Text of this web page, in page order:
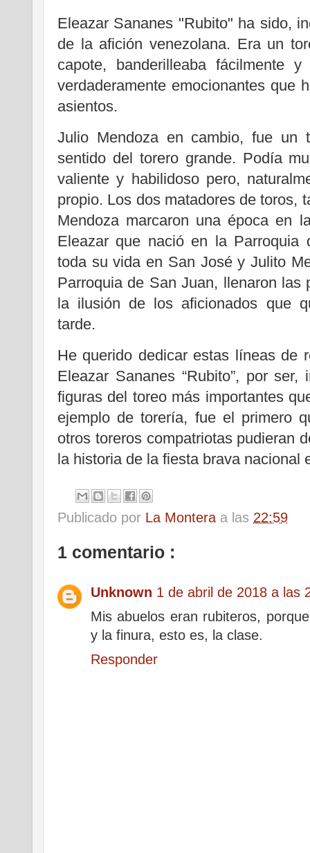
Eleazar Sananes "Rubito" ha sido,
de la afición venezolana. Era un
capote, banderilleaba fácilmente
verdaderamente emocionantes que
asientos.
Julio Mendoza en cambio, fue un
sentido del torero grande. Podía
valiente y habilidoso pero,
propio. Los dos matadores de toros,
Mendoza marcaron una época en
Eleazar que nació en la Parroquia
toda su vida en San José y Julito
Parroquia de San Juan, llenaron las
la ilusión de los aficionados que
tarde.
He querido dedicar estas líneas de
Eleazar Sananes “Rubito”, por
figuras del toreo más importantes
ejemplo de torería, fue el primero
otros toreros compatriotas pudieran
la historia de la fiesta brava nacional
Publicado por La Montera a las 22:59
1 comentario :
Unknown 1 de abril de 2018 a las
Mis abuelos eran rubiteros,
y la finura, esto es, la clase.
Responder